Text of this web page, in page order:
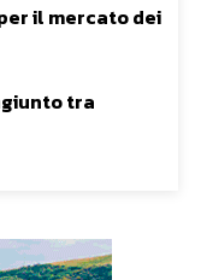
il mercato dei
tra